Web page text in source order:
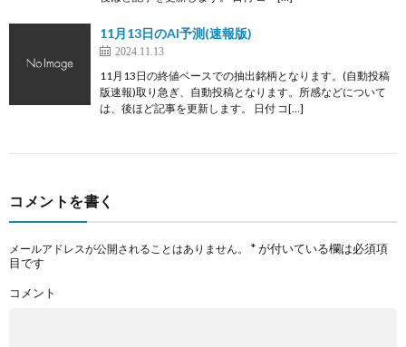
11月13日のAI予測(速報版)
2024.11.13
11月13日の終値ベースでの抽出銘柄となります。(自動投稿
版速報)取り急ぎ、自動投稿となります。所感などについて
は、後ほど記事を更新します。 日付 コ[…]
コメントを書く
メールアドレスが公開されることはありません。 *が付いている欄は必須項
目です
コメント